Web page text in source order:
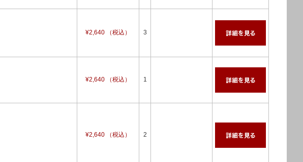
¥2,640 （税込） 3
¥2,640 （税込） 1
¥2,640 （税込） 2